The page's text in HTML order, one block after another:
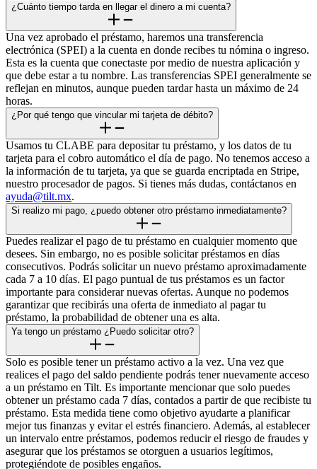
¿Cuánto tiempo tarda en llegar el dinero a mi cuenta?
Una vez aprobado el préstamo, haremos una transferencia
electrónica (SPEI) a la cuenta en donde recibes tu nómina o ingreso.
Esta es la cuenta que conectaste por medio de nuestra aplicación y
que debe estar a tu nombre. Las transferencias SPEI generalmente se
reflejan en minutos, aunque pueden tardar hasta un máximo de 24
horas.
¿Por qué tengo que vincular mi tarjeta de débito?
Usamos tu CLABE para depositar tu préstamo, y los datos de tu
tarjeta para el cobro automático el día de pago. No tenemos acceso a
la información de tu tarjeta, ya que se guarda encriptada en Stripe,
nuestro procesador de pagos. Si tienes más dudas, contáctanos en
ayuda@tilt.mx.
Si realizo mi pago, ¿puedo obtener otro préstamo inmediatamente?
Puedes realizar el pago de tu préstamo en cualquier momento que
desees. Sin embargo, no es posible solicitar préstamos en días
consecutivos. Podrás solicitar un nuevo préstamo aproximadamente
cada 7 a 10 días. El pago puntual de tus préstamos es un factor
importante para considerar nuevas ofertas. Aunque no podemos
garantizar que recibirás una oferta de inmediato al pagar tu
préstamo, la probabilidad de obtener una es alta.
Ya tengo un préstamo ¿Puedo solicitar otro?
Solo es posible tener un préstamo activo a la vez. Una vez que
realices el pago del saldo pendiente podrás tener nuevamente acceso
a un préstamo en Tilt. Es importante mencionar que solo puedes
obtener un préstamo cada 7 días, contados a partir de que recibiste tu
préstamo. Esta medida tiene como objetivo ayudarte a planificar
mejor tus finanzas y evitar el estrés financiero. Además, al establecer
un intervalo entre préstamos, podemos reducir el riesgo de fraudes y
asegurar que los préstamos se otorguen a usuarios legítimos,
protegiéndote de posibles engaños.